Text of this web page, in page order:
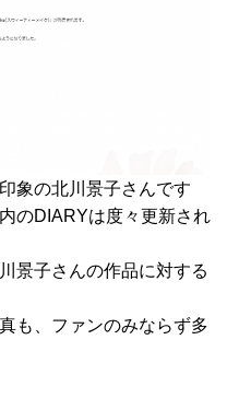
象の北川景子さんです
のDIARYは度々更新され
景子さんの作品に対する
も、ファンのみならず多